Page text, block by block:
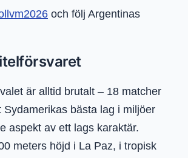
och följ Argentinas
är alltid brutalt – 18 matcher
Sydamerikas bästa lag i miljöer
aspekt av ett lags karaktär.
meters höjd i La Paz, i tropisk